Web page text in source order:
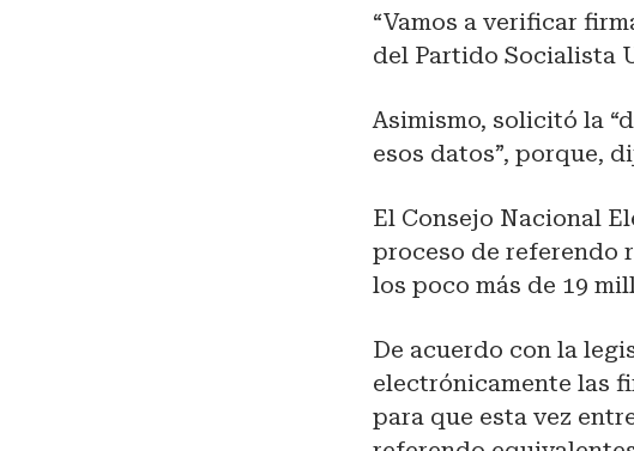
“Vamos a verificar
del Partido Socialista
Asimismo, solicitó la
esos datos”, porque,
El Consejo Nacional
proceso de referendo
los poco más de 19
De acuerdo con la
electrónicamente las
para que esta vez